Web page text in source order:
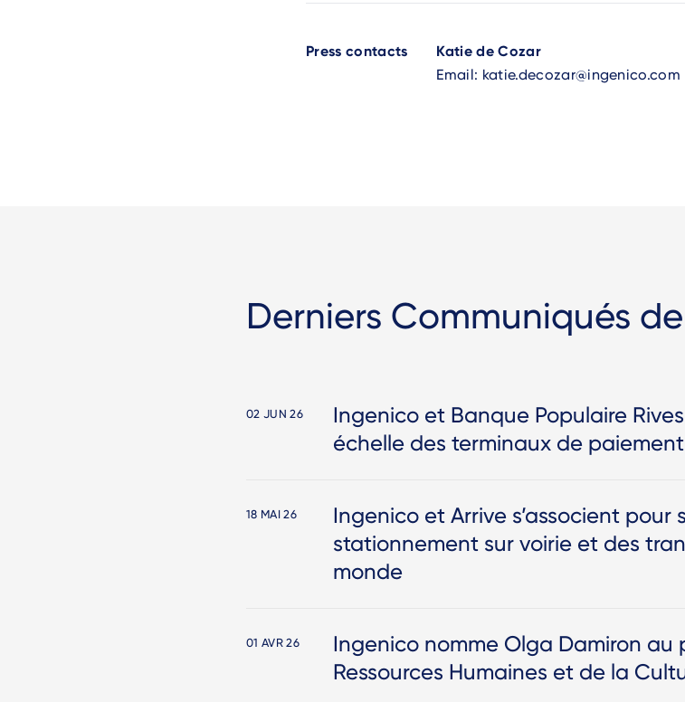
Press contacts
Katie de Cozar
Email: katie.decozar@ingenico.com
Derniers Communiqués
02 JUN 26
Ingenico et Banque Populaire
échelle des terminaux de
18 MAI 26
Ingenico et Arrive s’associent pour
stationnement sur voirie et des
monde
01 AVR 26
Ingenico nomme Olga Damiron au
Ressources Humaines et de la